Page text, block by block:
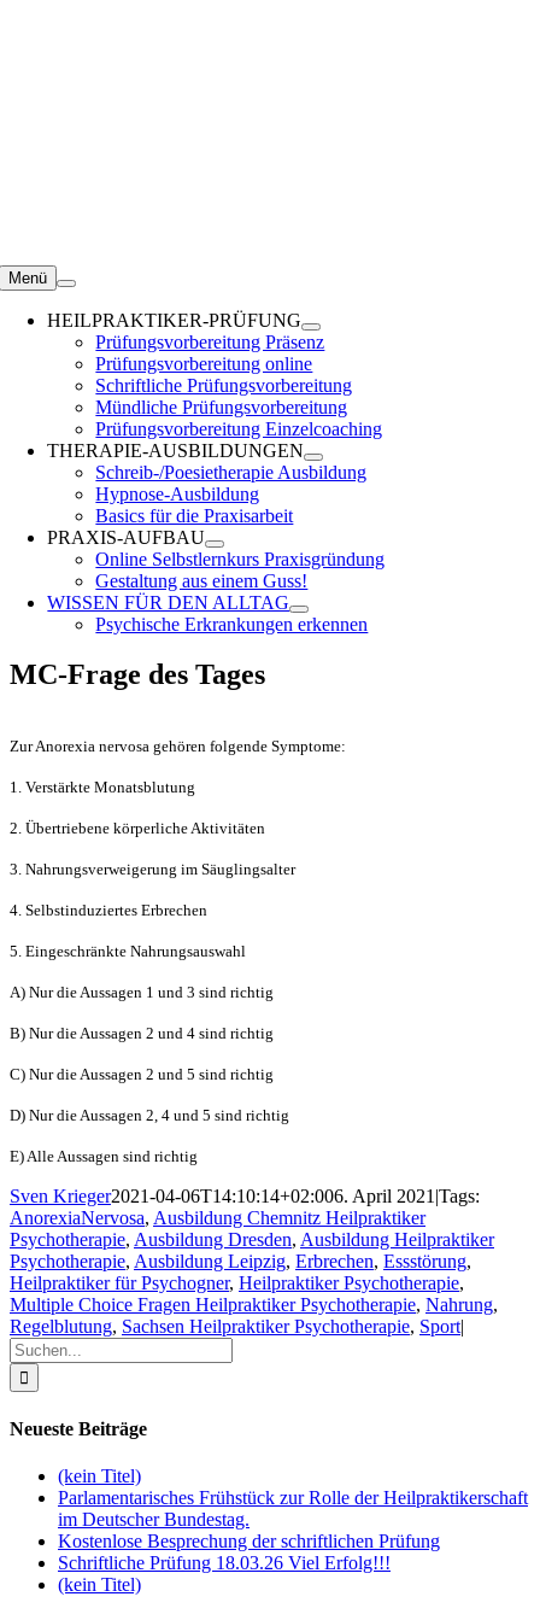
Menü
HEILPRAKTIKER-PRÜFUNG
Prüfungsvorbereitung Präsenz
Prüfungsvorbereitung online
Schriftliche Prüfungsvorbereitung
Mündliche Prüfungsvorbereitung
Prüfungsvorbereitung Einzelcoaching
THERAPIE-AUSBILDUNGEN
Schreib-/Poesietherapie Ausbildung
Hypnose-Ausbildung
Basics für die Praxisarbeit
PRAXIS-AUFBAU
Online Selbstlernkurs Praxisgründung
Gestaltung aus einem Guss!
WISSEN FÜR DEN ALLTAG
Psychische Erkrankungen erkennen
MC-Frage des Tages
Zur Anorexia nervosa gehören folgende Symptome:
1. Verstärkte Monatsblutung
2. Übertriebene körperliche Aktivitäten
3. Nahrungsverweigerung im Säuglingsalter
4. Selbstinduziertes Erbrechen
5. Eingeschränkte Nahrungsauswahl
A) Nur die Aussagen 1 und 3 sind richtig
B) Nur die Aussagen 2 und 4 sind richtig
C) Nur die Aussagen 2 und 5 sind richtig
D) Nur die Aussagen 2, 4 und 5 sind richtig
E) Alle Aussagen sind richtig
Sven Krieger2021-04-06T14:10:14+02:006. April 2021 |Tags:
AnorexiaNervosa, Ausbildung Chemnitz Heilpraktiker
Psychotherapie, Ausbildung Dresden, Ausbildung Heilpraktiker
Psychotherapie, Ausbildung Leipzig, Erbrechen, Essstörung,
Heilpraktiker für Psychogner, Heilpraktiker Psychotherapie,
Multiple Choice Fragen Heilpraktiker Psychotherapie, Nahrung,
Regelblutung, Sachsen Heilpraktiker Psychotherapie, Sport|
Suche
nach:
Neueste Beiträge
(kein Titel)
Parlamentarisches Frühstück zur Rolle der Heilpraktikerschaft
im Deutscher Bundestag.
Kostenlose Besprechung der schriftlichen Prüfung
Schriftliche Prüfung 18.03.26 Viel Erfolg!!!
(kein Titel)